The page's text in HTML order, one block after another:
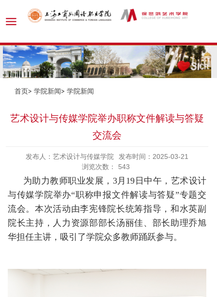
首页 学院新闻 学院新闻
艺术设计与传媒学院举办职称文件解读与答疑
交流会
发布人：艺术设计与传媒学院
发布时间：2025-03-21
浏览次数：
543
为助力教师职业发展， 3月 19 日中午，艺术设计
与传媒学院举办“职称申报文件解读与答疑”专题交
流会。本次活动由李宪锋院长统筹指导，和水英副
院长主持，人力资源部部长汤丽佳、部长助理乔旭
华担任主讲，吸引了学院众多教师踊跃参与。